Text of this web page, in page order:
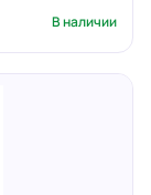
В наличии